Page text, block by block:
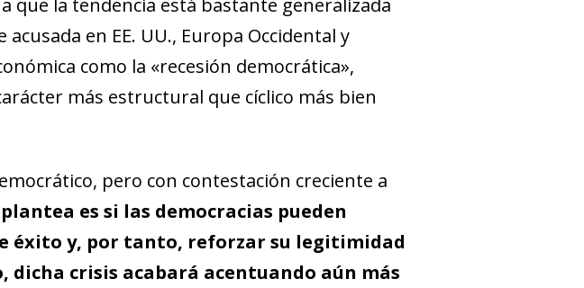
en EE. UU., Europa Occidental y
como la «recesión democrática»,
más estructural que cíclico más bien
pero con contestación creciente a
es si las democracias pueden
éxito y, por tanto, reforzar su legitimidad
crisis acabará acentuando aún más